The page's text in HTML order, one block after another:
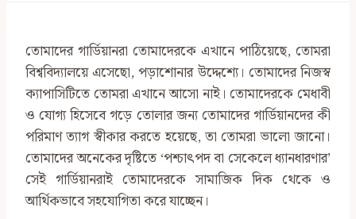
তোমাদের গার্ডিয়ানরা তোমাদেরকে এখানে পাঠিয়েছে, তোমরা
বিশ্ববিদ্যালয়ে এসেছো, পড়াশোনার উদ্দেশ্যে। তোমাদের নিজস্ব
ক্যাপাসিটিতে তোমরা এখানে আসো নাই। তোমাদেরকে মেধাবী
ও যোগ্য হিসেবে গড়ে তোলার জন্য তোমাদের গার্ডিয়ানদের কী
পরিমাণ ত্যাগ স্বীকার করতে হয়েছে, তা তোমরা ভালো জানো।
তোমাদের অনেকের দৃষ্টিতে ‘পশ্চাৎপদ বা সেকেলে ধ্যানধারণার’
সেই গার্ডিয়ানরাই তোমাদেরকে সামাজিক দিক থেকে ও
আর্থিকভাবে সহযোগিতা করে যাচ্ছেন।